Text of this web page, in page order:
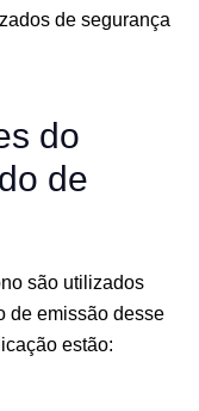
de segurança
do
de
são utilizados
de emissão desse
estão: